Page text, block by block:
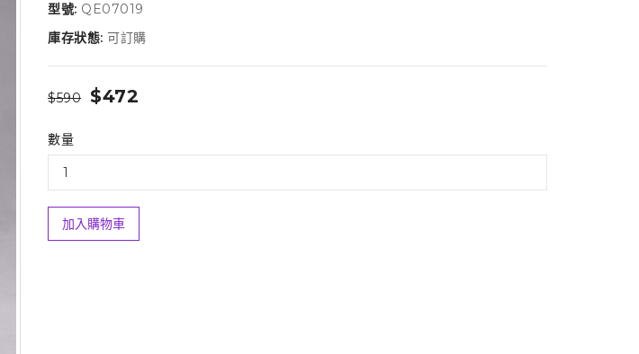
型號: QE07019
庫存狀態: 可訂購
$590 $472
數量
加入購物車